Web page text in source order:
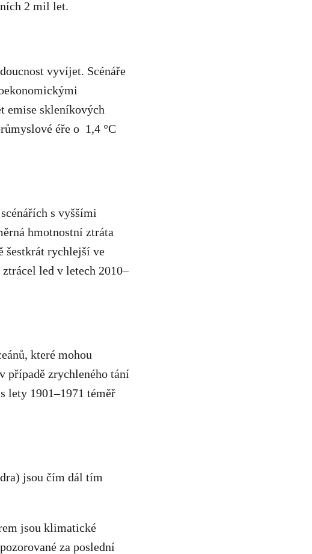
2 mil let.
vyvíjet. Scénáře
emise skleníkových
éře o 1,4 °C
s vyššími
hmotnostní ztráta
šestkrát rychlejší ve
led v letech 2010–
které mohou
případě zrychleného tání
lety 1901–1971 téměř
jsou čím dál tím
jsou klimatické
za poslední